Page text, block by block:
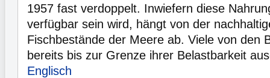
1957 fast verdoppelt. Inwiefern diese
verfügbar sein wird, hängt von der
Fischbestände der Meere ab. Viele von den
bereits bis zur Grenze ihrer Belastbarkeit
Englisch